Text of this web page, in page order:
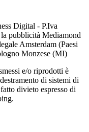
Digital - P.Iva
pubblicità Mediamond
Amsterdam (Paesi
Monzese (MI)
e/o riprodotti è
di sistemi di
divieto espresso di